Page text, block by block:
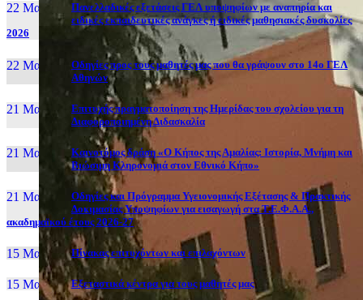
22 Μαι, 26
Πανελλαδικές εξετάσεις ΓΕΛ υποψηφίων με αναπηρία και
ειδικές εκπαιδευτικές ανάγκες ή ειδικές μαθησιακές δυσκολίες
2026
22 Μαι, 26
Οδηγίες προς τους μαθητές μας που θα γράψουν στο 14ο ΓΕΛ
Αθηνών
21 Μαι, 26
Επιτυχής πραγματοποίηση της Ημερίδας του σχολείου για τη
Διαφοροποιημένη Διδασκαλία
21 Μαι, 26
Καινοτόμος δράση «Ο Κήπος της Αμαλίας: Ιστορία, Μνήμη και
Βιώσιμη Κληρονομιά στον Εθνικό Κήπο»
21 Μαι, 26
Οδηγίες και Πρόγραμμα Υγειονομικής Εξέτασης & Πρακτικής
Δοκιμασίας Υποψηφίων για εισαγωγή στα Τ.Ε.Φ.Α.Α.,
ακαδημαϊκού έτους 2026-27
15 Μαι, 26 Πίνακας επιτυχόντων και επιλαχόντων
15 Μαι, 26 Εξεταστικά κέντρα για τους μαθητές μας